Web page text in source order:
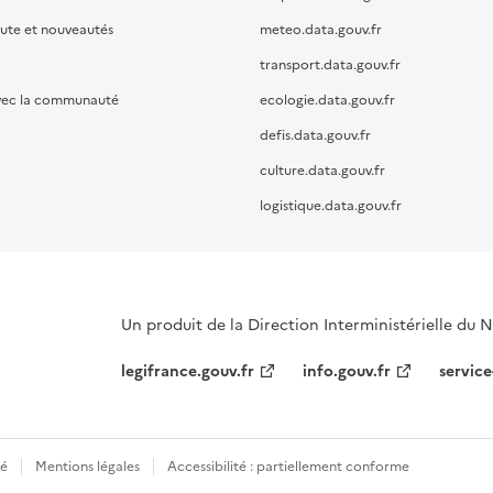
et nouveautés
la communauté
meteo.data.gouv.fr
transport.data.gouv.fr
ecologie.data.gouv.fr
defis.data.gouv.fr
culture.data.gouv.fr
logistique.data.gouv.fr
Un produit de la Direction Interministérielle du
legifrance.gouv.fr
info.gouv.fr
Mentions légales Accessibilité : partiellement conforme